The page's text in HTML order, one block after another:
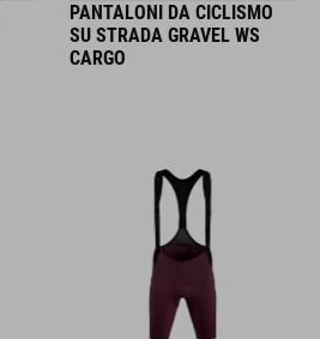
PANTALONI DA CICLISMO
SU STRADA GRAVEL WS
CARGO